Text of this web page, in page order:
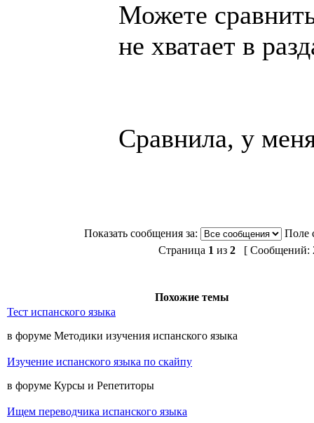
Можете
не хватает в
Сравнила, у
Показать сообщения за:
Поле
Страница 1 из 2 [ Сообщений:
Похожие темы
Тест испанского языка
в форуме Методики изучения испанского языка
Изучение испанского языка по скайпу
в форуме Курсы и Репетиторы
Ищем переводчика испанского языка